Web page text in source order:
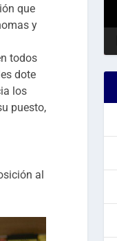
que
y
todos
dote
los
puesto,
al